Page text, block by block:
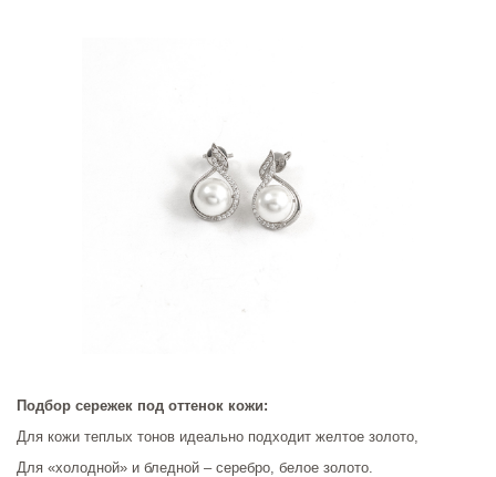
Подбор сережек под оттенок кожи:
Для кожи теплых тонов идеально подходит желтое золото,
Для «холодной» и бледной – серебро, белое золото.